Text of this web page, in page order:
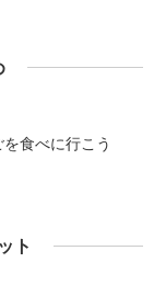
食べに行こう
ト